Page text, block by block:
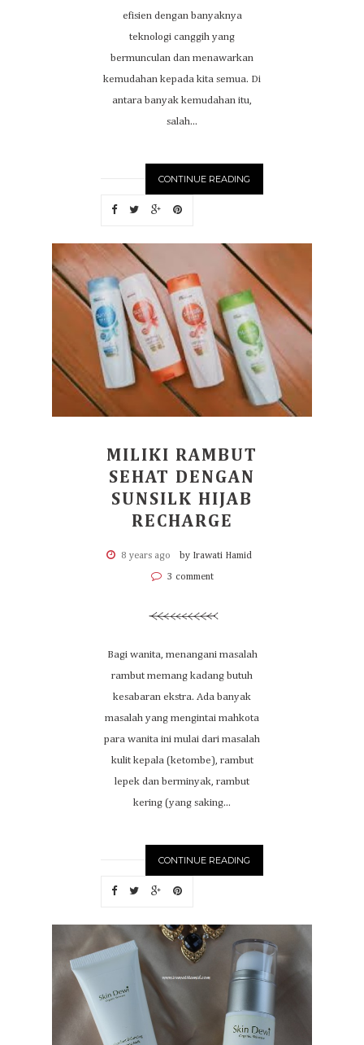
efisien dengan banyaknya
teknologi canggih yang
bermunculan dan menawarkan
kemudahan kepada kita semua. Di
antara banyak kemudahan itu,
salah...
CONTINUE READING
MILIKI RAMBUT
SEHAT DENGAN
SUNSILK HIJAB
RECHARGE
8 years ago by Irawati Hamid
3 comment
Bagi wanita, menangani masalah
rambut memang kadang butuh
kesabaran ekstra. Ada banyak
masalah yang mengintai mahkota
para wanita ini mulai dari masalah
kulit kepala (ketombe), rambut
lepek dan berminyak, rambut
kering (yang saking...
CONTINUE READING